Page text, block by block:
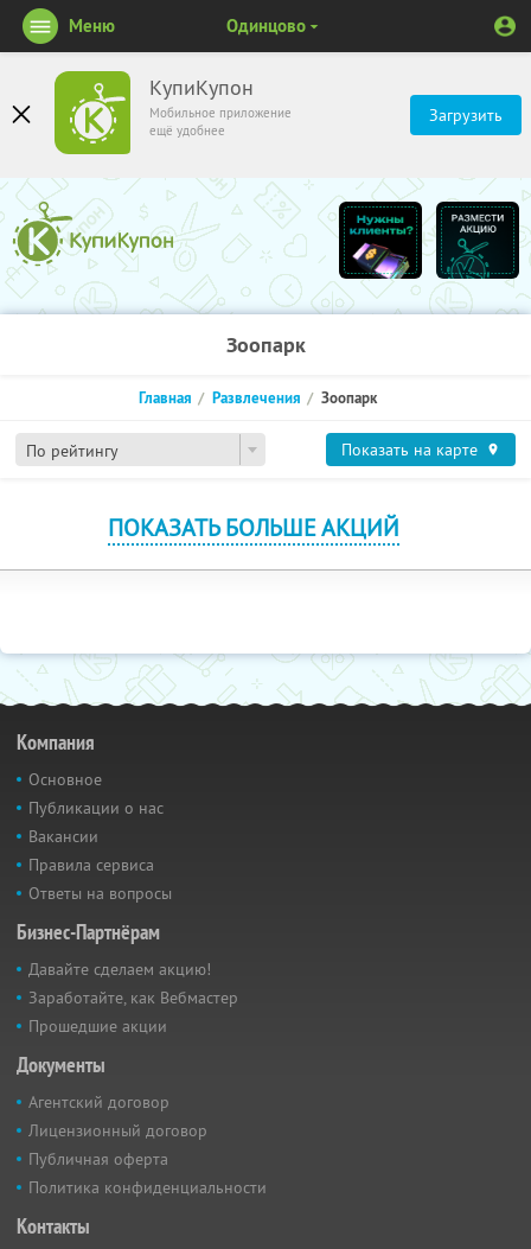
КупиКупон
Мобильное приложение
ещё удобнее
Загрузить
Меню Одинцово
Зоопарк
По рейтингу
Главная Развлечения Зоопарк
Показать на карте
ПОКАЗАТЬ БОЛЬШЕ АКЦИЙ
Компания
Основное
Публикации о нас
Вакансии
Правила сервиса
Ответы на вопросы
Бизнес-Партнёрам
Давайте сделаем акцию!
Заработайте, как Вебмастер
Прошедшие акции
Документы
Агентский договор
Лицензионный договор
Публичная оферта
Политика конфиденциальности
Контакты